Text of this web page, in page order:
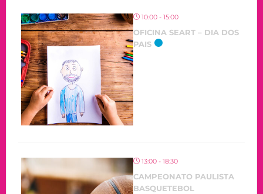
10:00 - 15:00
OFICINA SEART – DIA DOS
PAIS
13:00 - 18:30
CAMPEONATO PAULISTA
BASQUETEBOL